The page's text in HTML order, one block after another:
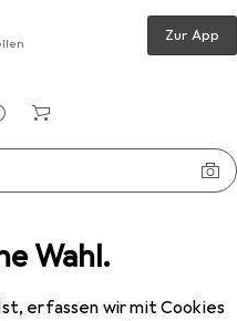
Wahl.
erfassen wir mit Cookies
Zur App
Notizbuch